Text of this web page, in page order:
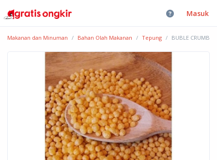
Masuk
Makanan dan Minuman Bahan Olah Makanan Tepung BUBLE CRUMB